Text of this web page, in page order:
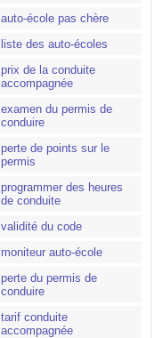
auto-école pas chère
liste des auto-écoles
prix de la conduite
accompagnée
examen du permis de
conduire
perte de points sur le
permis
programmer des heures
de conduite
validité du code
moniteur auto-école
perte du permis de
conduire
tarif conduite
accompagnée